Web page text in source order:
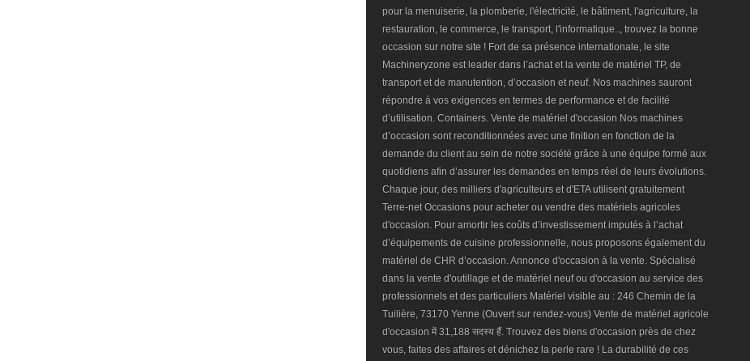
pour la menuiserie, la plomberie, l'électricité, le bâtiment, l'agriculture, la
restauration, le commerce, le transport, l'informatique.., trouvez la bonne
occasion sur notre site ! Fort de sa présence internationale, le site
Machineryzone est leader dans l’achat et la vente de matériel TP, de
transport et de manutention, d’occasion et neuf. Nos machines sauront
répondre à vos exigences en termes de performance et de facilité
d’utilisation. Containers. Vente de matériel d'occasion Nos machines
d’occasion sont reconditionnées avec une finition en fonction de la
demande du client au sein de notre société grâce à une équipe formé aux
quotidiens afin d’assurer les demandes en temps réel de leurs évolutions.
Chaque jour, des milliers d'agriculteurs et d'ETA utilisent gratuitement
Terre-net Occasions pour acheter ou vendre des matériels agricoles
d'occasion. Pour amortir les coûts d’investissement imputés à l’achat
d’équipements de cuisine professionnelle, nous proposons également du
matériel de CHR d’occasion. Annonce d'occasion à la vente. Spécialisé
dans la vente d'outillage et de matériel neuf ou d'occasion au service des
professionnels et des particuliers Matériel visible au : 246 Chemin de la
Tuilière, 73170 Yenne (Ouvert sur rendez-vous) Vente de matériel agricole
d'occasion में 31,188 सदस्य हैं. Trouvez des biens d'occasion près de chez
vous, faites des affaires et dénichez la perle rare ! La durabilité de ces